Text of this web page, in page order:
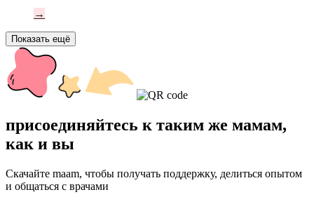
→
Показать ещё
присоединяйтесь к таким же мамам,
как и вы
Скачайте maam, чтобы получать поддержку, делиться опытом
и общаться с врачами